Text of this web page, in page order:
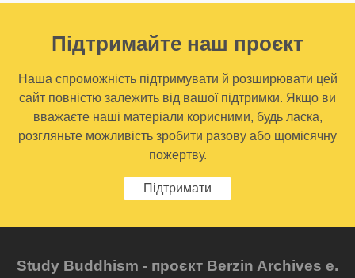
Підтримайте наш проєкт
Наша спроможність підтримувати й розширювати цей
сайт повністю залежить від вашої підтримки. Якщо ви
вважаєте наші матеріали корисними, будь ласка,
розгляньте можливість зробити разову або щомісячну
пожертву.
Підтримати
Study Buddhism - проєкт Berzin Archives e.